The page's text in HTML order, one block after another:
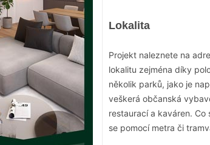
Lokalita
Projekt naleznete na
lokalitu zejména díky
několik parků, jako je
veškerá občanská
restaurací a kaváren.
se pomocí metra či